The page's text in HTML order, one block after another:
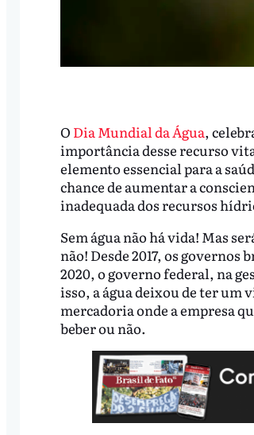
O Dia Mundial da Água,
importância desse recurso
elemento essencial para a
chance de aumentar a
inadequada dos recursos
Sem água não há vida! Mas
não! Desde 2017, os
2020, o governo federal, na
isso, a água deixou de ter um
mercadoria onde a empresa
beber ou não.